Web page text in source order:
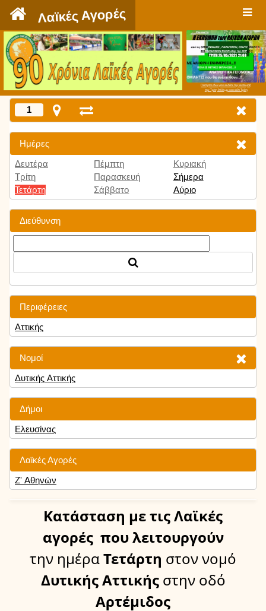
Λαϊκές Αγορές
Πατήστε εδώ για να δείτε την εκπομπή
την Τρίτη 9:00 μμ και κάθε Τρίτη
1
Ημέρες
Δευτέρα
Τρίτη
Τετάρτη
Πέμπτη
Παρασκευή
Σάββατο
Κυριακή
Σήμερα
Αύριο
Διεύθυνση
Περιφέρειες
Αττικής
Νομοί
Δυτικής Αττικής
Δήμοι
Ελευσίνας
Λαϊκές Αγορές
Ζ' Αθηνών
Κατάσταση με τις Λαϊκές
αγορές που λειτουργούν
την ημέραΤετάρτη στον νομό
Δυτικής Αττικής στην οδό
Αρτέμιδος